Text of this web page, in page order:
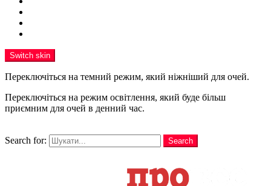
Switch skin
Переключіться на темний режим, який ніжніший для очей.
Переключіться на режим освітлення, який буде більш
приємним для очей в денний час.
Search for:
Search